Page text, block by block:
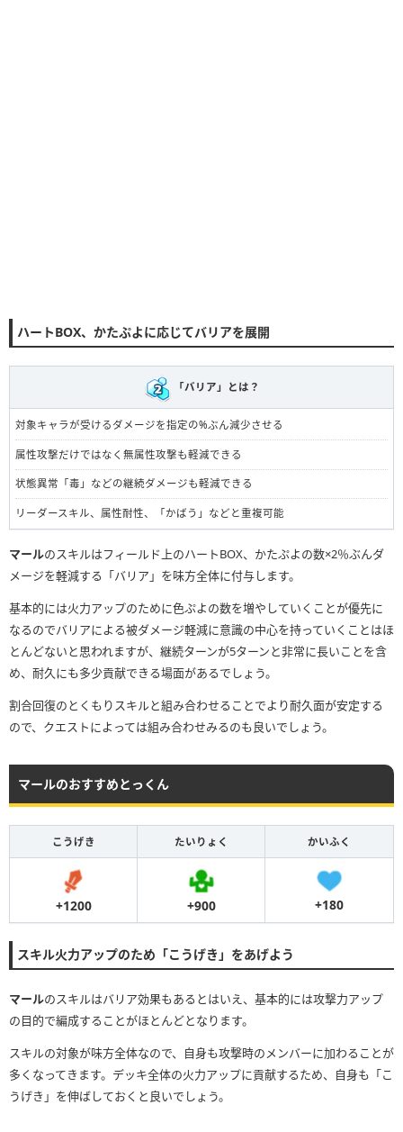
ハートBOX、かたぷよに応じてバリアを展開
「バリア」とは？
対象キャラが受けるダメージを指定の%ぶん減少させる
属性攻撃だけではなく無属性攻撃も軽減できる
状態異常「毒」などの継続ダメージも軽減できる
リーダースキル、属性耐性、「かばう」などと重複可能
マールのスキルはフィールド上のハートBOX、かたぷよの数×2％ぶんダ
メージを軽減する「バリア」を味方全体に付与します。
基本的には火力アップのために色ぷよの数を増やしていくことが優先に
なるのでバリアによる被ダメージ軽減に意識の中心を持っていくことはほ
とんどないと思われますが、継続ターンが5ターンと非常に長いことを含
め、耐久にも多少貢献できる場面があるでしょう。
割合回復のとくもりスキルと組み合わせることでより耐久面が安定する
ので、クエストによっては組み合わせみるのも良いでしょう。
マールのおすすめとっくん
こうげき たいりょく かいふく
+1200 +900 +180
スキル火力アップのため「こうげき」をあげよう
マールのスキルはバリア効果もあるとはいえ、基本的には攻撃力アップ
の目的で編成することがほとんどとなります。
スキルの対象が味方全体なので、自身も攻撃時のメンバーに加わることが
多くなってきます。デッキ全体の火力アップに貢献するため、自身も「こ
うげき」を伸ばしておくと良いでしょう。